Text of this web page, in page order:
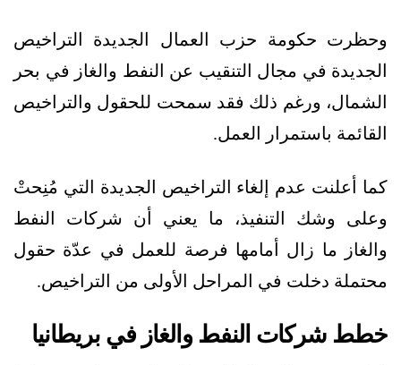
وحظرت حكومة حزب العمال الجديدة التراخيص
الجديدة في مجال التنقيب عن النفط والغاز في بحر
الشمال، ورغم ذلك فقد سمحت للحقول والتراخيص
القائمة باستمرار العمل.
كما أعلنت عدم إلغاء التراخيص الجديدة التي مُنِحتْ
وعلى وشك التنفيذ، ما يعني أن شركات النفط
والغاز ما زال أمامها فرصة للعمل في عدّة حقول
محتملة دخلت في المراحل الأولى من التراخيص.
خطط شركات النفط والغاز في بريطانيا